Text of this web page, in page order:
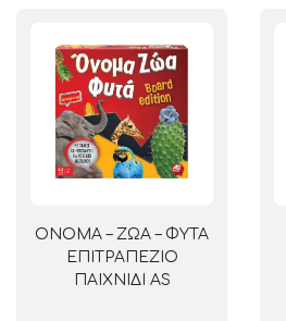
ΟΝΟΜΑ – ΖΩΑ – ΦΥΤΑ
ΕΠΙΤΡΑΠΕΖΙΟ
ΠΑΙΧΝΙΔΙ AS